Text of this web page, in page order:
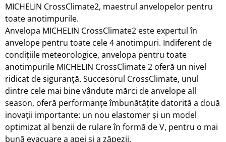
MICHELIN CrossClimate2, maestrul anvelopelor pentru
toate anotimpurile.
Anvelopa MICHELIN CrossClimate2 este expertul în
anvelope pentru toate cele 4 anotimpuri. Indiferent de
condițiile meteorologice, anvelopa pentru toate
anotimpurile MICHELIN CrossClimate 2 oferă un nivel
ridicat de siguranță. Succesorul CrossClimate, unul
dintre cele mai bine vândute mărci de anvelope all
season, oferă performanțe îmbunătățite datorită a două
inovații importante: un nou elastomer și un model
optimizat al benzii de rulare în formă de V, pentru o mai
bună evacuare a apei și a zăpezii.